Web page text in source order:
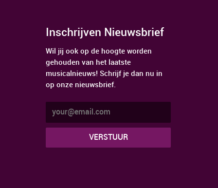
Inschrijven Nieuwsbrief
Wil jij ook op de hoogte worden
gehouden van het laatste
musicalnieuws! Schrijf je dan nu in
op onze nieuwsbrief.